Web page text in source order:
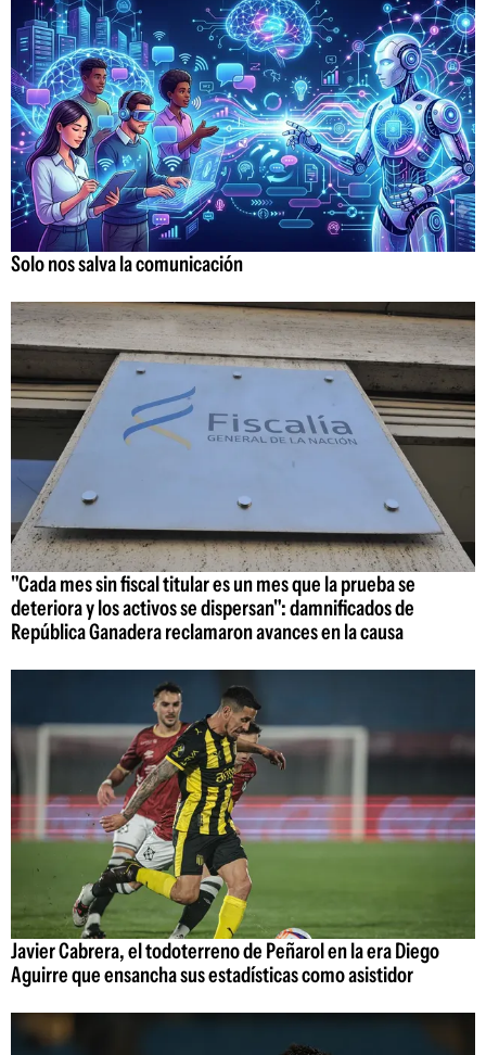
Solo nos salva la comunicación
"Cada mes sin fiscal titular es un mes que la prueba se
deteriora y los activos se dispersan": damnificados de
República Ganadera reclamaron avances en la causa
Javier Cabrera, el todoterreno de Peñarol en la era Diego
Aguirre que ensancha sus estadísticas como asistidor